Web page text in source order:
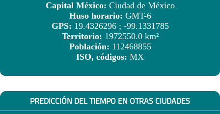
Capital México: Ciudad de México
Huso horario: GMT-6
GPS: 19.4326296 ; -99.1331785
Territorio: 1972550.0 km²
Población: 112468855
ISO, códigos: MX
PREDICCIÓN DEL TIEMPO EN OTRAS CIUDADES